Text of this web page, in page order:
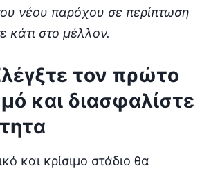
νέου παρόχου σε περίπτωση
κάτι στο μέλλον.
τον πρώτο
και διασφαλίστε
και κρίσιμο στάδιο θα